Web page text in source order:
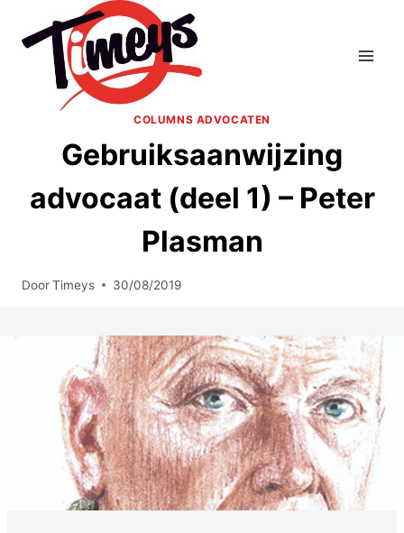
naar
COLUMNS ADVOCATEN
Gebruiksaanwijzing
advocaat (deel 1) – Peter
Plasman
DoorTimeys 30/08/2019